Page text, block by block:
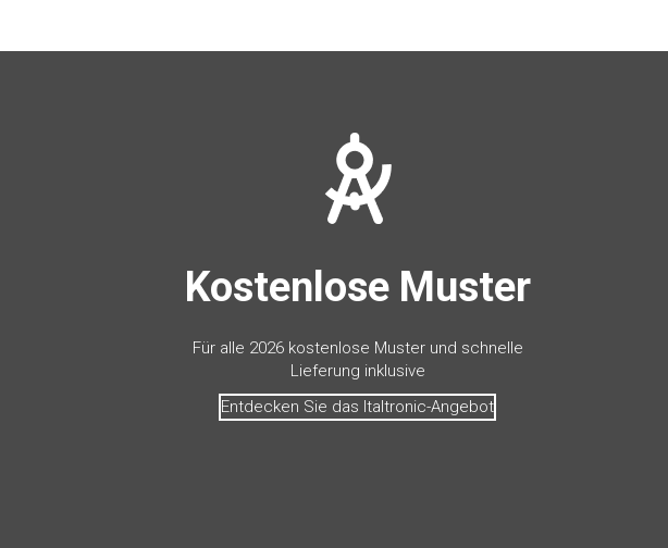
Kostenlose Muster
Für alle 2026 kostenlose Muster und schnelle
Lieferung inklusive
Entdecken Sie das Italtronic-Angebot